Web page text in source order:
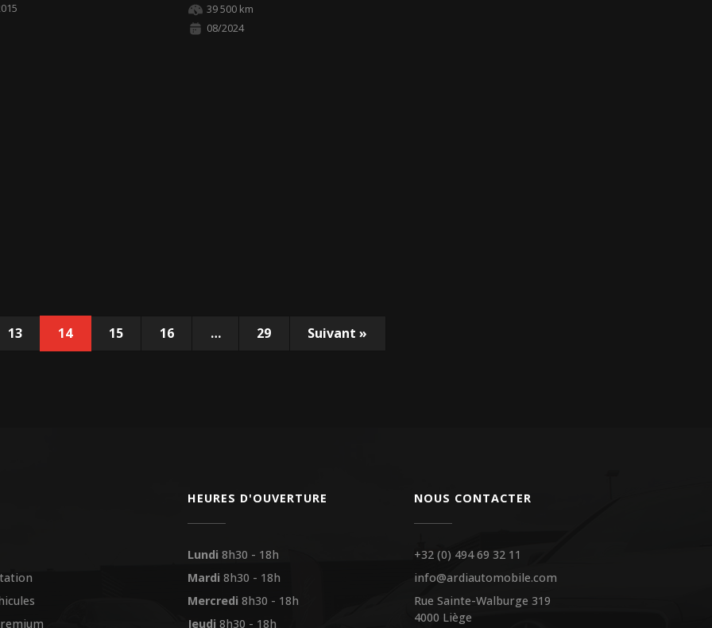
39 500 km
08/2024
13 14 15 16 … 29 Suivant »
HEURES D'OUVERTURE
Lundi 8h30 - 18h
Mardi 8h30 - 18h
Mercredi 8h30 - 18h
Jeudi 8h30 - 18h
NOUS CONTACTER
+32 (0) 494 69 32 11
info@ardiautomobile.com
Rue Sainte-Walburge 319
4000 Liège